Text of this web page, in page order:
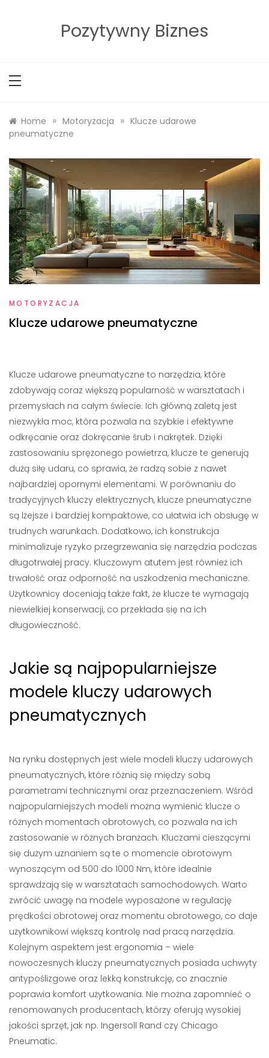
Pozytywny Biznes
Home » Motoryzacja » Klucze udarowe
pneumatyczne
MOTORYZACJA
Klucze udarowe pneumatyczne
Klucze udarowe pneumatyczne to narzędzia, które
zdobywają coraz większą popularność w warsztatach i
przemysłach na całym świecie. Ich główną zaletą jest
niezwykła moc, która pozwala na szybkie i efektywne
odkręcanie oraz dokręcanie śrub i nakrętek. Dzięki
zastosowaniu sprężonego powietrza, klucze te generują
dużą siłę udaru, co sprawia, że radzą sobie z nawet
najbardziej opornymi elementami. W porównaniu do
tradycyjnych kluczy elektrycznych, klucze pneumatyczne
są lżejsze i bardziej kompaktowe, co ułatwia ich obsługę w
trudnych warunkach. Dodatkowo, ich konstrukcja
minimalizuje ryzyko przegrzewania się narzędzia podczas
długotrwałej pracy. Kluczowym atutem jest również ich
trwałość oraz odporność na uszkodzenia mechaniczne.
Użytkownicy doceniają także fakt, że klucze te wymagają
niewielkiej konserwacji, co przekłada się na ich
długowieczność.
Jakie są najpopularniejsze
modele kluczy udarowych
pneumatycznych
Na rynku dostępnych jest wiele modeli kluczy udarowych
pneumatycznych, które różnią się między sobą
parametrami technicznymi oraz przeznaczeniem. Wśród
najpopularniejszych modeli można wymienić klucze o
różnych momentach obrotowych, co pozwala na ich
zastosowanie w różnych branżach. Kluczami cieszącymi
się dużym uznaniem są te o momencie obrotowym
wynoszącym od 500 do 1000 Nm, które idealnie
sprawdzają się w warsztatach samochodowych. Warto
zwrócić uwagę na modele wyposażone w regulację
prędkości obrotowej oraz momentu obrotowego, co daje
użytkownikowi większą kontrolę nad pracą narzędzia.
Kolejnym aspektem jest ergonomia – wiele
nowoczesnych kluczy pneumatycznych posiada uchwyty
antypoślizgowe oraz lekką konstrukcję, co znacznie
poprawia komfort użytkowania. Nie można zapomnieć o
renomowanych producentach, którzy oferują wysokiej
jakości sprzęt, jak np. Ingersoll Rand czy Chicago
Pneumatic.